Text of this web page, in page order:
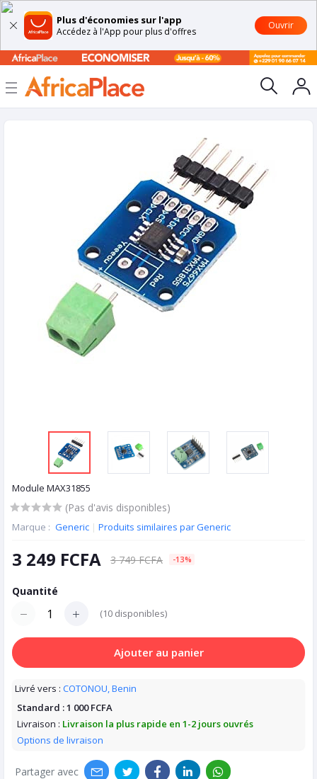
Plus d'économies sur l'app
Accédez à l'App pour plus d'offres
Ouvrir
Module MAX31855
(Pas d'avis disponibles)
Marque : Generic | Produits similaires par Generic
3 249 FCFA 3 749 FCFA -13%
Quantité
(10 disponibles)
Ajouter au panier
Livré vers : COTONOU, Benin
Standard :1 000 FCFA
Livraison : Livraison la plus rapide en 1-2 jours ouvrés
Options de livraison
Partager avec